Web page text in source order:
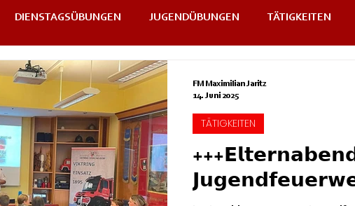
DIENSTAGSÜBUNGEN JUGENDÜBUNGEN TÄTIGKEITEN
EVENTS IN KÜRZE
TÄTIGKEITEN
FM Maximilian Jaritz
14. Juni 2025